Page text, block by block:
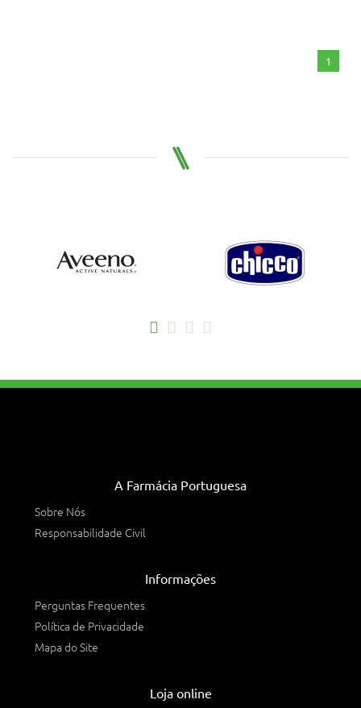
1
A Farmácia Portuguesa
Sobre Nós
Responsabilidade Civil
Informações
Perguntas Frequentes
Política de Privacidade
Mapa do Site
Loja online